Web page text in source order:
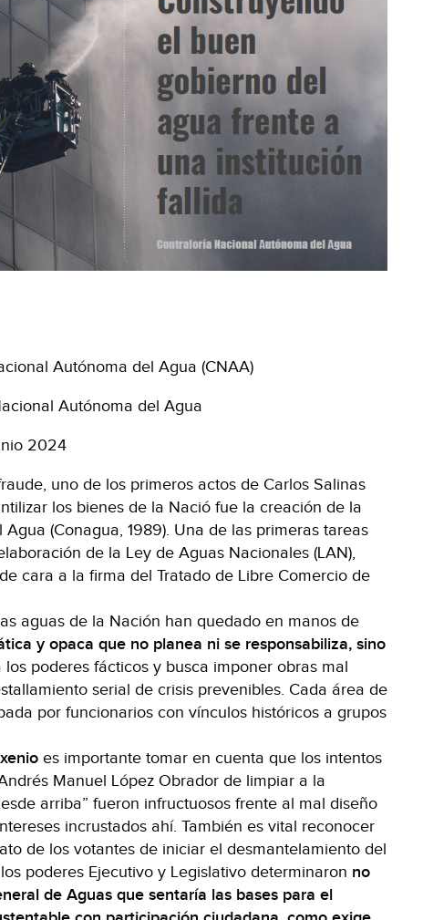
Autónoma del Agua (CNAA)
Autónoma del Agua
2024
uno de los primeros actos de Carlos Salinas
los bienes de la Nació fue la creación de la
(Conagua, 1989). Una de las primeras tareas
de la Ley de Aguas Nacionales (LAN),
cara a la firma del Tratado de Libre Comercio de
aguas de la Nación han quedado en manos de
y opaca que no planea ni se responsabiliza, sino
los poderes fácticos y busca imponer obras mal
serial de crisis prevenibles. Cada área de
por funcionarios con vínculos históricos a grupos
es importante tomar en cuenta que los intentos
Manuel López Obrador de limpiar a la
arriba” fueron infructuosos frente al mal diseño
incrustados ahí. También es vital reconocer
de los votantes de iniciar el desmantelamiento del
poderes Ejecutivo y Legislativo determinaron no
de Aguas que sentaría las bases para el